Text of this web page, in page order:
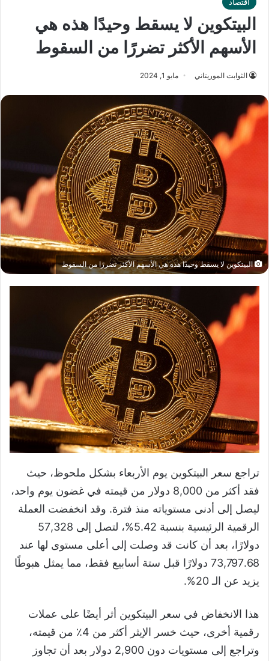
البيتكوين لا يسقط وحيدًا هذه هي
الأسهم الأكثر تضررًا من السقوط
الثوابت الموريتاني مايو 1, 2024
البيتكوين لا يسقط وحيدًا هذه هي الأسهم الأكثر تضررًا من السقوط
تراجع سعر البيتكوين يوم الأربعاء بشكل ملحوظ، حيث
فقد أكثر من 8,000 دولار من قيمته في غضون يوم واحد،
ليصل إلى أدنى مستوياته منذ فترة. وقد انخفضت العملة
الرقمية الرئيسية بنسبة 5.42%، لتصل إلى 57,328
دولارًا، بعد أن كانت قد وصلت إلى أعلى مستوى لها عند
73,797.68 دولارًا قبل ستة أسابيع فقط، مما يمثل هبوطًا
يزيد عن الـ 20%.
هذا الانخفاض في سعر البيتكوين أثر أيضًا على عملات
رقمية أخرى، حيث خسر الإيثر أكثر من 4٪ من قيمته،
وتراجع إلى مستويات دون 2,900 دولار بعد أن تجاوز